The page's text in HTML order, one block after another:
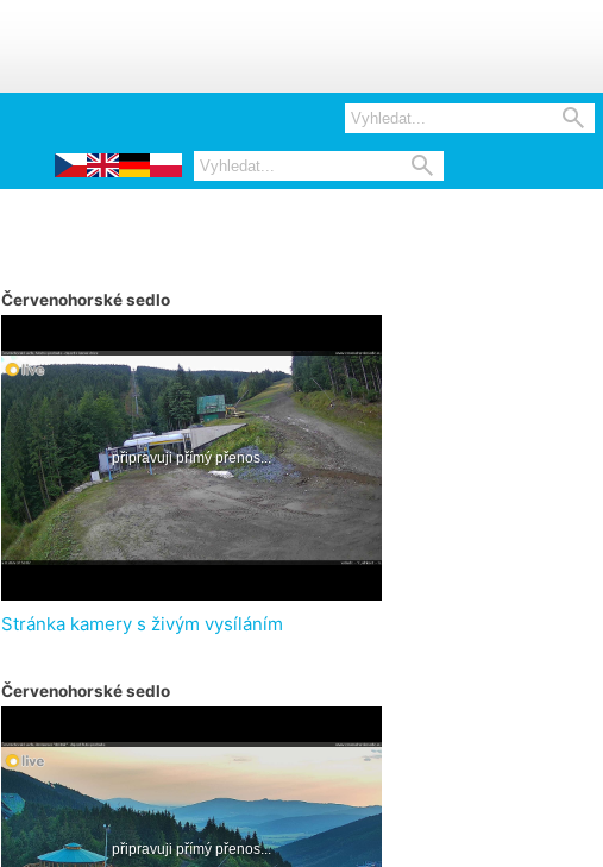


Červenohorské sedlo
Stránka kamery s živým vysíláním
Červenohorské sedlo